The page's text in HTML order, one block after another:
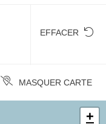
EFFACER
CARSMASQUER CARTE
+